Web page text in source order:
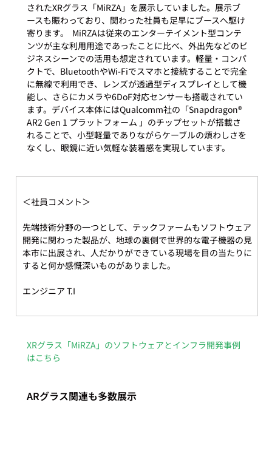
されたXRグラス「MiRZA」を展示していました。展示ブ
ースも賑わっており、関わった社員も足早にブースへ駆け
寄ります。  MiRZAは従来のエンターテイメント型コンテ
ンツが主な利用用途であったことに比べ、外出先などのビ
ジネスシーンでの活用も想定されています。軽量・コンパ
クトで、BluetoothやWi-Fiでスマホと接続することで完全
に無線で利用でき、レンズが透過型ディスプレイとして機
能し、さらにカメラや6DoF対応センサーも搭載されてい
ます。デバイス本体にはQualcomm社の「Snapdragon®
AR2 Gen 1 プラットフォーム 」のチップセットが搭載さ
れることで、小型軽量でありながらケーブルの煩わしさを
なくし、眼鏡に近い気軽な装着感を実現しています。
＜社員コメント＞
先端技術分野の一つとして、テックファームもソフトウェア
開発に関わった製品が、地球の裏側で世界的な電子機器の見
本市に出展され、人だかりができている現場を目の当たりに
すると何か感慨深いものがありました。
エンジニア T.I
XRグラス「MiRZA」のソフトウェアとインフラ開発事例
はこちら
ARグラス関連も多数展示